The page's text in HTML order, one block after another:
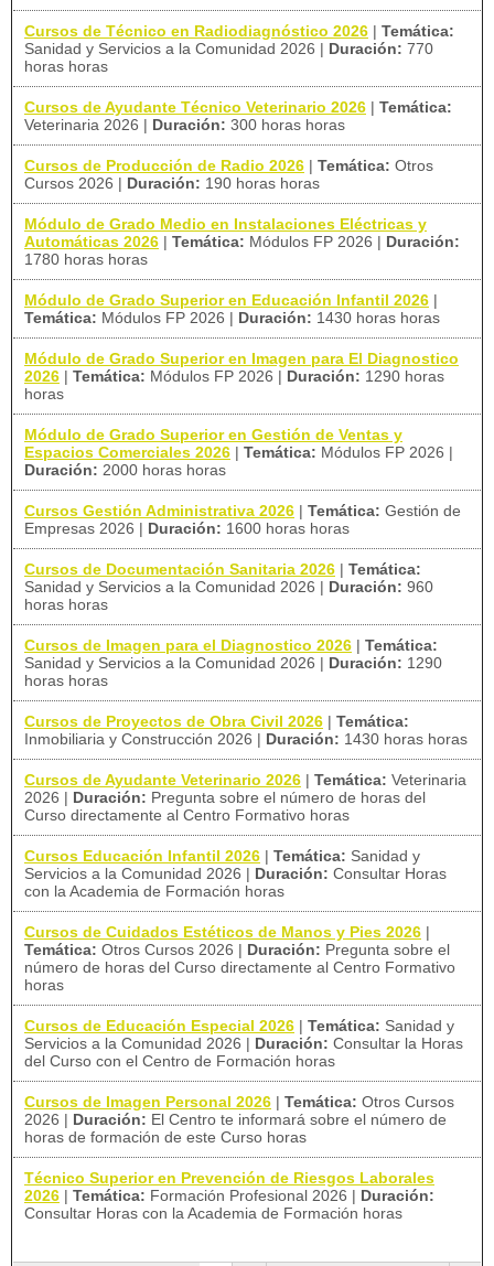
Cursos de Técnico en Radiodiagnóstico 2026 | Temática:
Sanidad y Servicios a la Comunidad 2026 | Duración: 770
horas horas
Cursos de Ayudante Técnico Veterinario 2026 | Temática:
Veterinaria 2026 | Duración: 300 horas horas
Cursos de Producción de Radio 2026 | Temática: Otros
Cursos 2026 | Duración: 190 horas horas
Módulo de Grado Medio en Instalaciones Eléctricas y
Automáticas 2026 | Temática: Módulos FP 2026 | Duración:
1780 horas horas
Módulo de Grado Superior en Educación Infantil 2026 |
Temática: Módulos FP 2026 | Duración: 1430 horas horas
Módulo de Grado Superior en Imagen para El Diagnostico
2026 | Temática: Módulos FP 2026 | Duración: 1290 horas
horas
Módulo de Grado Superior en Gestión de Ventas y
Espacios Comerciales 2026 | Temática: Módulos FP 2026 |
Duración: 2000 horas horas
Cursos Gestión Administrativa 2026 | Temática: Gestión de
Empresas 2026 | Duración: 1600 horas horas
Cursos de Documentación Sanitaria 2026 | Temática:
Sanidad y Servicios a la Comunidad 2026 | Duración: 960
horas horas
Cursos de Imagen para el Diagnostico 2026 | Temática:
Sanidad y Servicios a la Comunidad 2026 | Duración: 1290
horas horas
Cursos de Proyectos de Obra Civil 2026 | Temática:
Inmobiliaria y Construcción 2026 | Duración: 1430 horas horas
Cursos de Ayudante Veterinario 2026 | Temática: Veterinaria
2026 | Duración: Pregunta sobre el número de horas del
Curso directamente al Centro Formativo horas
Cursos Educación Infantil 2026 | Temática: Sanidad y
Servicios a la Comunidad 2026 | Duración: Consultar Horas
con la Academia de Formación horas
Cursos de Cuidados Estéticos de Manos y Pies 2026 |
Temática: Otros Cursos 2026 | Duración: Pregunta sobre el
número de horas del Curso directamente al Centro Formativo
horas
Cursos de Educación Especial 2026 | Temática: Sanidad y
Servicios a la Comunidad 2026 | Duración: Consultar la Horas
del Curso con el Centro de Formación horas
Cursos de Imagen Personal 2026 | Temática: Otros Cursos
2026 | Duración: El Centro te informará sobre el número de
horas de formación de este Curso horas
Técnico Superior en Prevención de Riesgos Laborales
2026 | Temática: Formación Profesional 2026 | Duración:
Consultar Horas con la Academia de Formación horas